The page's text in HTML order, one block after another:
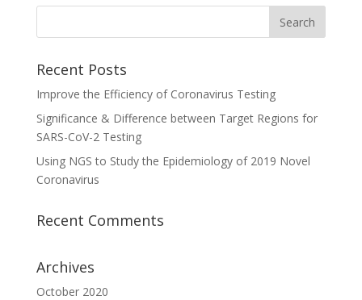
Recent Posts
Improve the Efficiency of Coronavirus Testing
Significance & Difference between Target Regions for
SARS-CoV-2 Testing
Using NGS to Study the Epidemiology of 2019 Novel
Coronavirus
Recent Comments
Archives
October 2020